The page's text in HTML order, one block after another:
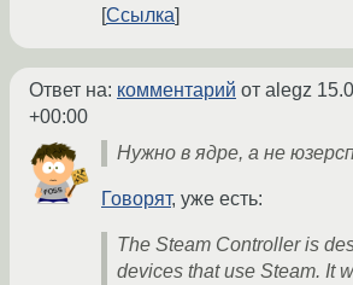
Ссылка
Ответ на: комментарий от alegz
+00:00
Нужно в ядре, а не
Говорят, уже есть:
The Steam Controller is
devices that use Steam. It